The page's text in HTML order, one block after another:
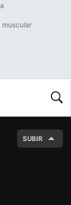
muscular
SUBIR